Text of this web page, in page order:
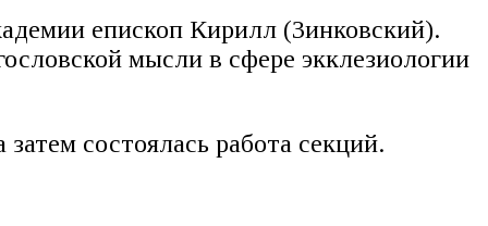
епископ Кирилл (Зинковский).
мысли в сфере экклезиологии
состоялась работа секций.